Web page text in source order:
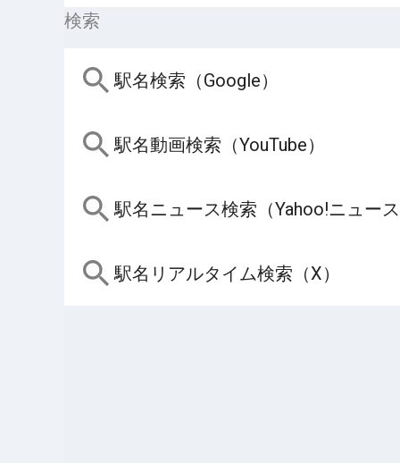
検索
駅名検索（Google）
駅名動画検索（YouTube）
駅名ニュース検索（Yahoo!ニュー
駅名リアルタイム検索（X）